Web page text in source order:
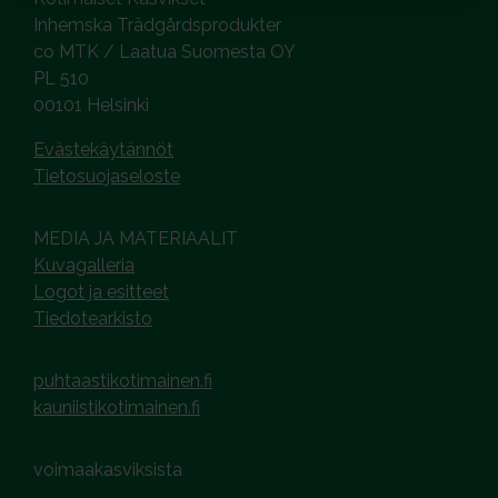
Inhemska Trädgårdsprodukter
co MTK / Laatua Suomesta OY
PL 510
00101 Helsinki
Evästekäytännöt
Tietosuojaseloste
MEDIA JA MATERIAALIT
Kuvagalleria
Logot ja esitteet
Tiedotearkisto
puhtaastikotimainen.fi
kauniistikotimainen.fi
voimaakasviksista